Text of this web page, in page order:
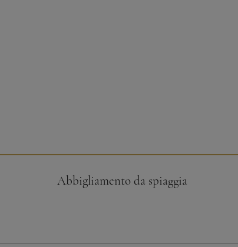
Abbigliamento da spiaggia